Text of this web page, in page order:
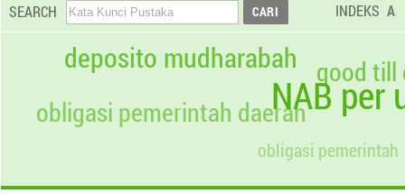
SEARCH INDEKS A
NAB per
deposito mudharabah
obligasi pemerintah
obligasi pemerintah daerah
good till